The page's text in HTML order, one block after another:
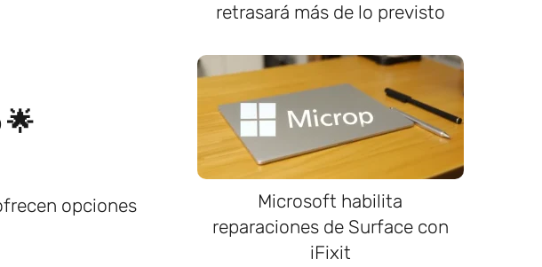
opciones
retrasará más de lo previsto
Microsoft habilita
reparaciones de Surface con
iFixit